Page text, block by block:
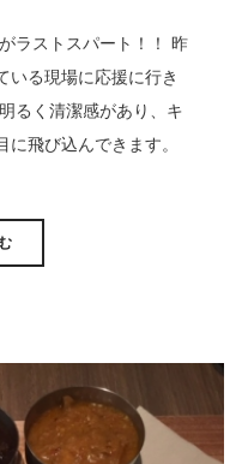
ラストスパート！！ 昨
いる現場に応援に行き
るく清潔感があり、キ
飛び込んできます。